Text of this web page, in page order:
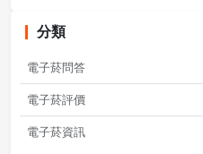
分類
電子菸問答
電子菸評價
電子菸資訊